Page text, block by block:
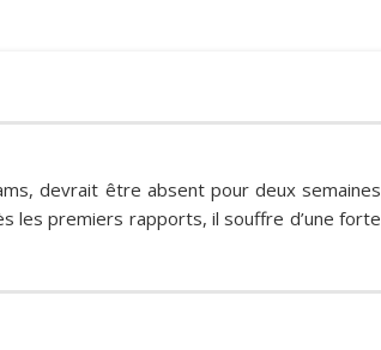
, devrait être absent pour deux semaines
les premiers rapports, il souffre d’une forte